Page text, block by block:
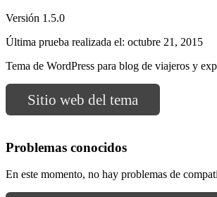
Versión 1.5.0
Última prueba realizada el: octubre 21, 2015
Tema de WordPress para blog de viajeros y
Sitio web del tema
Problemas conocidos
En este momento, no hay problemas de